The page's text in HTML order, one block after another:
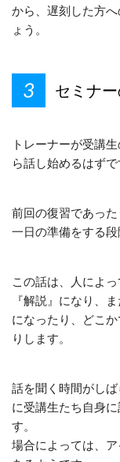
から、遅刻した方
ょう。
セミナ
トレーナーが受講
ら話し始めるはずで
前回の復習であった
一日の準備をする段
この話は、人によ
『解説』になり、
になったり、どこ
りします。
話を聞く時間がし
に受講生たち自身
す。
場合によっては、